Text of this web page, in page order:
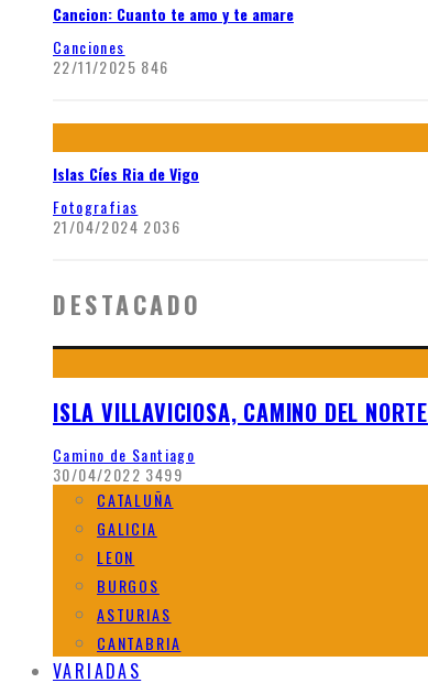
Cancion: Cuanto te amo y te amare
Canciones
22/11/2025 846
Islas Cíes Ria de Vigo
Fotografias
21/04/2024 2036
DESTACADO
ISLA VILLAVICIOSA, CAMINO DEL NORTE
Camino de Santiago
30/04/2022 3499
CATALUÑA
GALICIA
LEON
BURGOS
ASTURIAS
CANTABRIA
VARIADAS